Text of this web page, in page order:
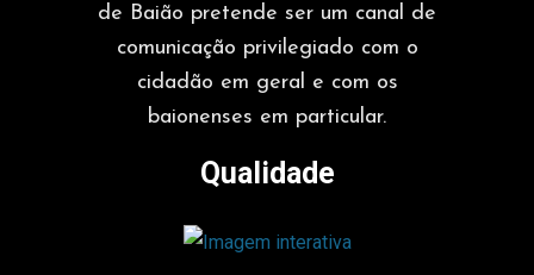
de Baião pretende ser um canal de
comunicação privilegiado com o
cidadão em geral e com os
baionenses em particular.
Qualidade